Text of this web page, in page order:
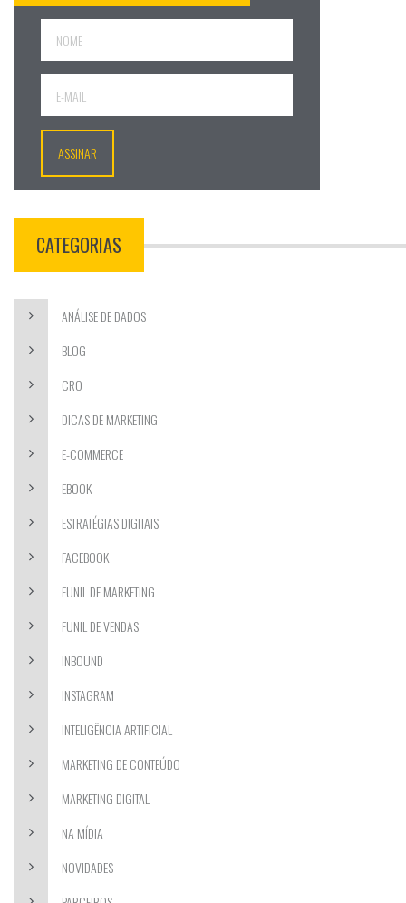
CATEGORIAS
ANÁLISE DE DADOS
BLOG
CRO
DICAS DE MARKETING
E-COMMERCE
EBOOK
ESTRATÉGIAS DIGITAIS
FACEBOOK
FUNIL DE MARKETING
FUNIL DE VENDAS
INBOUND
INSTAGRAM
INTELIGÊNCIA ARTIFICIAL
MARKETING DE CONTEÚDO
MARKETING DIGITAL
NA MÍDIA
NOVIDADES